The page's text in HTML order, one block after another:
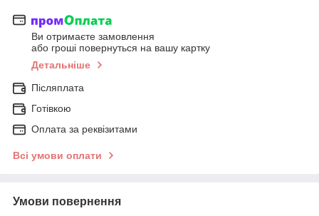
Ви отримаєте замовлення
або гроші повернуться на вашу картку
Детальніше
Післяплата
Готівкою
Оплата за реквізитами
Всі умови оплати
Умови повернення